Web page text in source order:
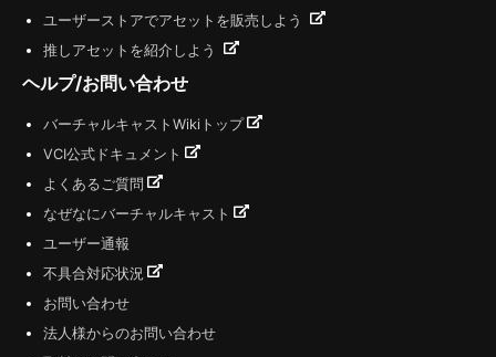
ユーザーストアでアセットを販売しよう
推しアセットを紹介しよう
ヘルプ/お問い合わせ
バーチャルキャストWikiトップ
VCI公式ドキュメント
よくあるご質問
なぜなにバーチャルキャスト
ユーザー通報
不具合対応状況
お問い合わせ
法人様からのお問い合わせ